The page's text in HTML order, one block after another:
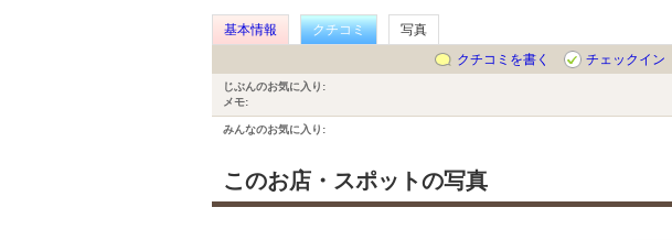
基本情報 クチコミ
写真
クチコミを書く
チェックイン
じぶんのお気に入り:
メモ:
みんなのお気に入り:
このお店・スポットの写真